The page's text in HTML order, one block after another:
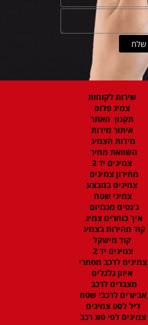
שירות לקוחות
צמיג פלוס
תקנון האתר
איתור מידות
מידות הצמיג
השוואת מחיר
צמיגים יד 2
מחירון צמיגים
צמיגים במבצע
צמיגי שטח
ג'נטים מגנזיום
איך בוחרים צמיג
קוד מהירות בצמיג
קוד מישקל
צמיגים יד 2
צמיגים לרכב מסחרי
איזון גלגלים
מצברים לרכב
אביזרים לרכבי שטח
דיל לסט צמיגים
צמיגים לפי סוג רכב